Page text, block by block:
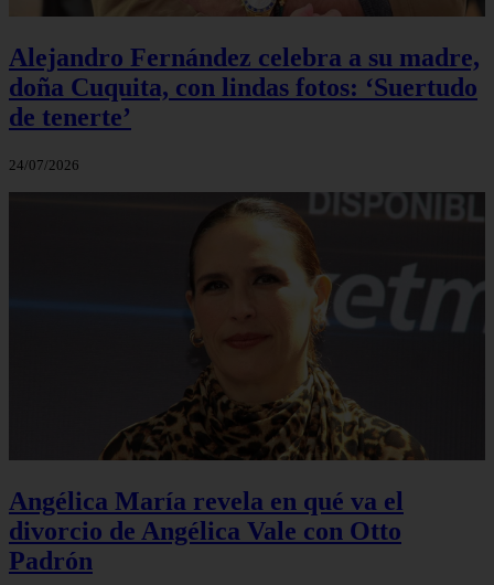
Alejandro Fernández celebra a su madre,
doña Cuquita, con lindas fotos: ‘Suertudo
de tenerte’
24/07/2026
Angélica María revela en qué va el
divorcio de Angélica Vale con Otto
Padrón